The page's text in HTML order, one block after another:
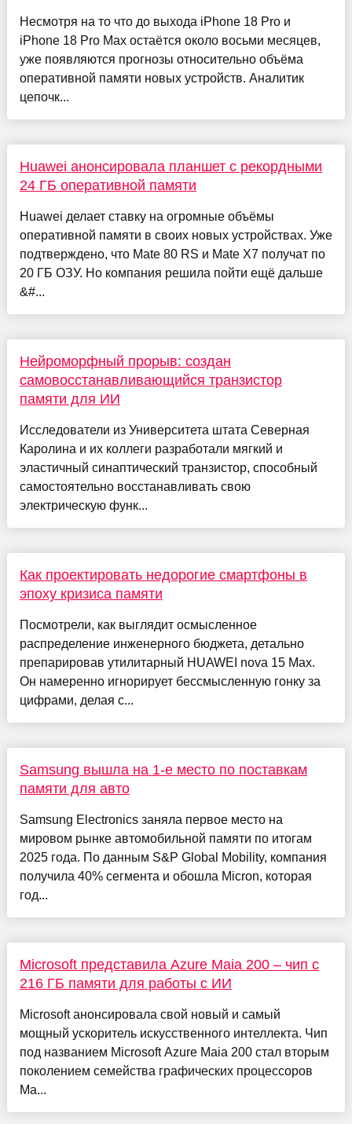
Несмотря на то что до выхода iPhone 18 Pro и
iPhone 18 Pro Max остаётся около восьми месяцев,
уже появляются прогнозы относительно объёма
оперативной памяти новых устройств. Аналитик
цепочк...
Huawei анонсировала планшет с рекордными
24 ГБ оперативной памяти
Huawei делает ставку на огромные объёмы
оперативной памяти в своих новых устройствах. Уже
подтверждено, что Mate 80 RS и Mate X7 получат по
20 ГБ ОЗУ. Но компания решила пойти ещё дальше
&#...
Нейроморфный прорыв: создан
самовосстанавливающийся транзистор
памяти для ИИ
Исследователи из Университета штата Северная
Каролина и их коллеги разработали мягкий и
эластичный синаптический транзистор, способный
самостоятельно восстанавливать свою
электрическую функ...
Как проектировать недорогие смартфоны в
эпоху кризиса памяти
Посмотрели, как выглядит осмысленное
распределение инженерного бюджета, детально
препарировав утилитарный HUAWEI nova 15 Max.
Он намеренно игнорирует бессмысленную гонку за
цифрами, делая с...
Samsung вышла на 1-е место по поставкам
памяти для авто
Samsung Electronics заняла первое место на
мировом рынке автомобильной памяти по итогам
2025 года. По данным S&P Global Mobility, компания
получила 40% сегмента и обошла Micron, которая
год...
Microsoft представила Azure Maia 200 – чип с
216 ГБ памяти для работы с ИИ
Microsoft анонсировала свой новый и самый
мощный ускоритель искусственного интеллекта. Чип
под названием Microsoft Azure Maia 200 стал вторым
поколением семейства графических процессоров
Ma...